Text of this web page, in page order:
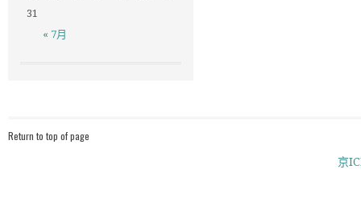
« 7月
31
Return to top of page
京